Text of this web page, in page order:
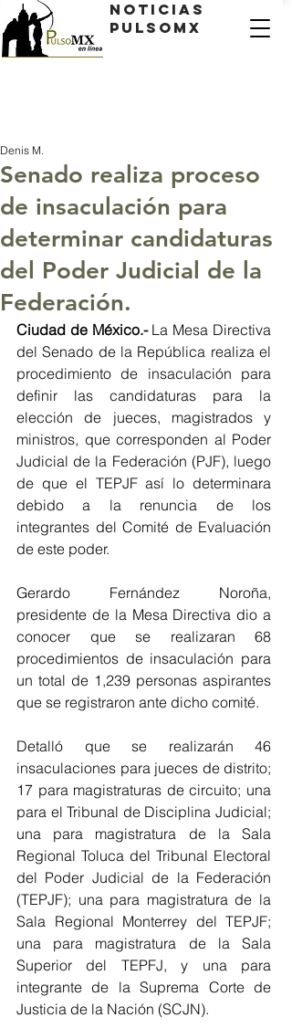
Noticias
PulsoMX
Senado realiza proceso
de insaculación para
determinar candidaturas
del Poder Judicial de la
Federación.
Denis M.
Ciudad de México.- La Mesa Directiva
del Senado de la República realiza el
procedimiento de insaculación para
definir las candidaturas para la
elección de jueces, magistrados y
ministros, que corresponden al Poder
Judicial de la Federación (PJF), luego
de que el TEPJF así lo determinara
debido a la renuncia de los
integrantes del Comité de Evaluación
de este poder.
Gerardo Fernández Noroña,
presidente de la Mesa Directiva dio a
conocer que se realizaran 68
procedimientos de insaculación para
un total de 1,239 personas aspirantes
que se registraron ante dicho comité.
Detalló que se realizarán 46
insaculaciones para jueces de distrito;
17 para magistraturas de circuito; una
para el Tribunal de Disciplina Judicial;
una para magistratura de la Sala
Regional Toluca del Tribunal Electoral
del Poder Judicial de la Federación
(TEPJF); una para magistratura de la
Sala Regional Monterrey del TEPJF;
una para magistratura de la Sala
Superior del TEPFJ, y una para
integrante de la Suprema Corte de
Justicia de la Nación (SCJN).